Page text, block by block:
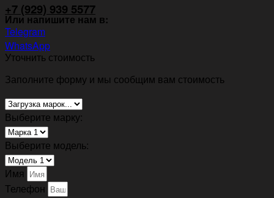
+7 (929) 939 5577
Или напишите нам в:
Telegram
WhatsApp
Уточнить стоимость
Заполните форму и мы сообщим вам стоимость
Выберите марку:
Выберите модель:
Имя
Телефон